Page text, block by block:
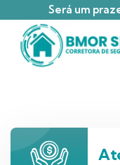
Será um